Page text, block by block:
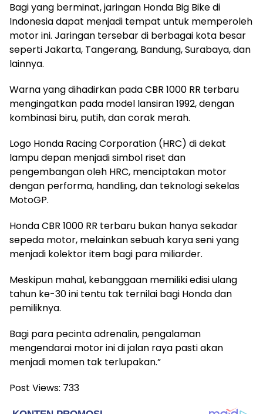
Bagi yang berminat, jaringan Honda Big Bike di
Indonesia dapat menjadi tempat untuk memperoleh
motor ini. Jaringan tersebar di berbagai kota besar
seperti Jakarta, Tangerang, Bandung, Surabaya, dan
lainnya.
Warna yang dihadirkan pada CBR 1000 RR terbaru
mengingatkan pada model lansiran 1992, dengan
kombinasi biru, putih, dan corak merah.
Logo Honda Racing Corporation (HRC) di dekat
lampu depan menjadi simbol riset dan
pengembangan oleh HRC, menciptakan motor
dengan performa, handling, dan teknologi sekelas
MotoGP.
Honda CBR 1000 RR terbaru bukan hanya sekadar
sepeda motor, melainkan sebuah karya seni yang
menjadi kolektor item bagi para miliarder.
Meskipun mahal, kebanggaan memiliki edisi ulang
tahun ke-30 ini tentu tak ternilai bagi Honda dan
pemiliknya.
Bagi para pecinta adrenalin, pengalaman
mengendarai motor ini di jalan raya pasti akan
menjadi momen tak terlupakan.”
Post Views: 733